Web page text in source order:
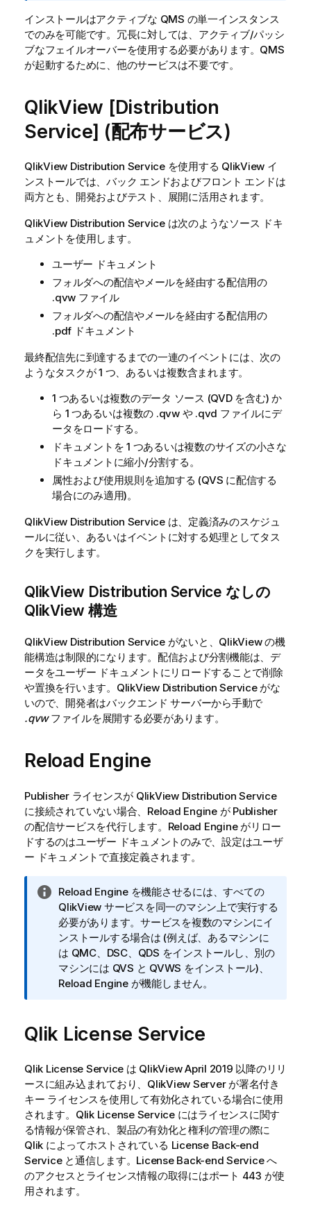
インストールはアクティブな QMS の単一インスタンス
でのみを可能です。冗長に対しては、アクティブ/パッシ
ブなフェイルオーバーを使用する必要があります。QMS
が起動するために、他のサービスは不要です。
QlikView [Distribution
Service] (配布サービス)
QlikView Distribution Service を使用する QlikView イ
ンストールでは、バック エンドおよびフロント エンドは
両方とも、開発およびテスト、展開に活用されます。
QlikView Distribution Service は次のようなソース ドキ
ュメントを使用します。
ユーザー ドキュメント
フォルダへの配信やメールを経由する配信用の
.qvw ファイル
フォルダへの配信やメールを経由する配信用の
.pdf ドキュメント
最終配信先に到達するまでの一連のイベントには、次の
ようなタスクが 1 つ、あるいは複数含まれます。
1 つあるいは複数のデータ ソース (QVD を含む) か
ら 1 つあるいは複数の .qvwや .qvd ファイルにデ
ータをロードする。
ドキュメントを 1 つあるいは複数のサイズの小さな
ドキュメントに縮小/分割する。
属性および使用規則を追加する (QVS に配信する
場合にのみ適用)。
QlikView Distribution Service は、定義済みのスケジュ
ールに従い、あるいはイベントに対する処理としてタス
クを実行します。
QlikView Distribution Service なしの
QlikView 構造
QlikView Distribution Service がないと、 QlikViewの機
能構造は制限的になります。配信および分割機能は、デ
ータをユーザー ドキュメントにリロードすることで削除
や置換を行います。 QlikViewDistribution Service がな
いので、開発者はバックエンド サーバーから手動で
.qvwファイルを展開する必要があります。
Reload Engine
Publisher ライセンスが QlikViewDistribution Service
に接続されていない場合、Reload Engine が Publisher
の配信サービスを代行します。Reload Engine がリロー
ドするのはユーザー ドキュメントのみで、設定はユーザ
ー ドキュメントで直接定義されます。
情
報
メ
モ
Reload Engine を機能させるには、すべての
QlikView サービスを同一のマシン上で実行する
必要があります。サービスを複数のマシンにイ
ンストールする場合は (例えば、あるマシンに
は QMC、DSC、QDS をインストールし、別の
マシンには QVS と QVWS をインストール)、
Reload Engine が機能しません。
Qlik License Service
Qlik License Service は QlikViewApril 2019 以降のリリ
ースに組み込まれており、 QlikView Serverが署名付き
キー ライセンスを使用して有効化されている場合に使用
されます。 QlikLicense Service にはライセンスに関す
る情報が保管され、製品の有効化と権利の管理の際に
Qlik によってホストされている License Back-end
Service と通信します。License Back-end Service へ
のアクセスとライセンス情報の取得にはポート 443 が使
用されます。